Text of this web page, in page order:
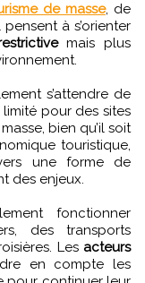
de masse, de
à s’orienter
mais plus
s’attendre de
pour des sites
bien qu’il soit
touristique,
une forme de
des enjeux.
fonctionner
des transports
Les acteurs
en compte les